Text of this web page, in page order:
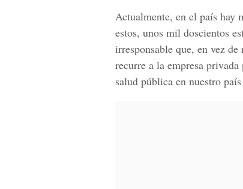
Actualmente, en el país hay
estos, unos mil doscientos
irresponsable que, en vez
recurre a la empresa
salud pública en nuestro